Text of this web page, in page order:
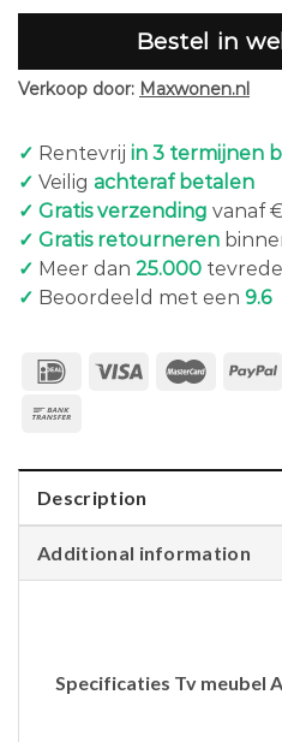
Bestel in
Verkoop door: Maxwonen.nl
✓ Rentevrij in 3 termijnen
✓ Veilig achteraf betalen
✓ Gratis verzending vanaf
✓ Gratis retourneren
✓ Meer dan 25.000
✓ Beoordeeld met een 9.6
Description
Additional information
Specificaties Tv meubel